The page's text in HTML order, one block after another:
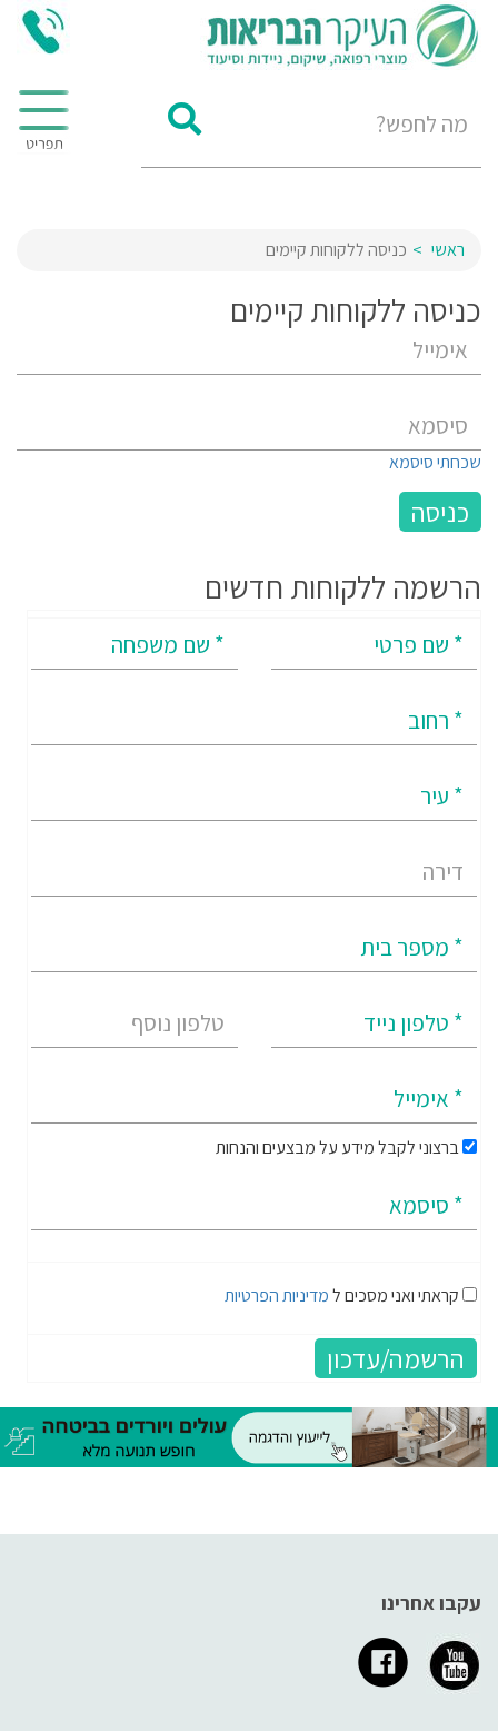
ראשי כניסה ללקוחות קיימים
כניסה ללקוחות קיימים
שכחתי סיסמא
הרשמה ללקוחות חדשים
ברצוני לקבל מידע על מבצעים והנחות
קראתי ואני מסכים למדיניות הפרטיות
עקבו אחרינו